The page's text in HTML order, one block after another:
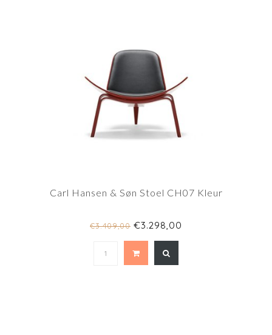
Carl Hansen & Søn Stoel CH07 Kleur
€3.409,00 €3.298,00